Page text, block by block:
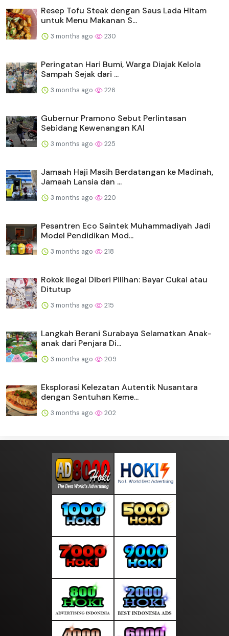
Resep Tofu Steak dengan Saus Lada Hitam
untuk Menu Makanan S...
3 months ago 230
Peringatan Hari Bumi, Warga Diajak Kelola
Sampah Sejak dari ...
3 months ago 226
Gubernur Pramono Sebut Perlintasan
Sebidang Kewenangan KAI
3 months ago 225
Jamaah Haji Masih Berdatangan ke Madinah,
Jamaah Lansia dan ...
3 months ago 220
Pesantren Eco Saintek Muhammadiyah Jadi
Model Pendidikan Mod...
3 months ago 218
Rokok Ilegal Diberi Pilihan: Bayar Cukai atau
Ditutup
3 months ago 215
Langkah Berani Surabaya Selamatkan Anak-
anak dari Penjara Di...
3 months ago 209
Eksplorasi Kelezatan Autentik Nusantara
dengan Sentuhan Keme...
3 months ago 202